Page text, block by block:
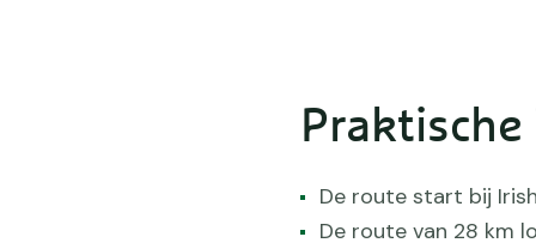
De route start bij
De route van 28 km